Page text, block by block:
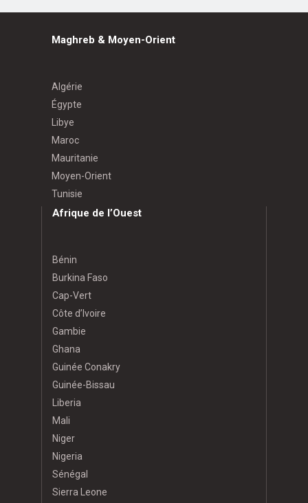
Maghreb & Moyen-Orient
Algérie
Égypte
Libye
Maroc
Mauritanie
Moyen-Orient
Tunisie
Afrique de l’Ouest
Bénin
Burkina Faso
Cap-Vert
Côte d’Ivoire
Gambie
Ghana
Guinée Conakry
Guinée-Bissau
Liberia
Mali
Niger
Nigeria
Sénégal
Sierra Leone